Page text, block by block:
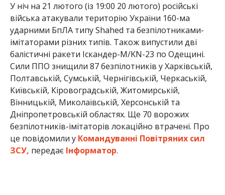
У ніч на 21 лютого (із 19:00 20 лютого) російські
війська атакували територію України 160-ма
ударними БпЛА типу Shahed та безпілотниками-
імітаторами різних типів. Також випустили дві
балістичні ракети Іскандер-М/KN-23 по Одещині.
Сили ППО знищили 87 безпілотників у Харківській,
Полтавській, Сумській, Чернігівській, Черкаській,
Київській, Кіровоградській, Житомирській,
Вінницькій, Миколаївській, Херсонській та
Дніпропетровській областях. Ще 70 ворожих
безпілотників-імітаторів локаційно втрачені. Про
це повідомили у Командуванні Повітряних сил
ЗСУ, передає Інформатор.